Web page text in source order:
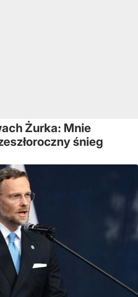
Żurka: Mnie
śnieg